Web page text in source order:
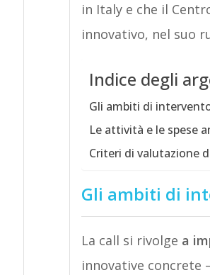
in Italy e che il
innovativo, nel suo
Indice degli
Gli ambiti di
Le attività e le spese
Criteri di valutazione
Gli ambiti di
La call si rivolge a
innovative concrete